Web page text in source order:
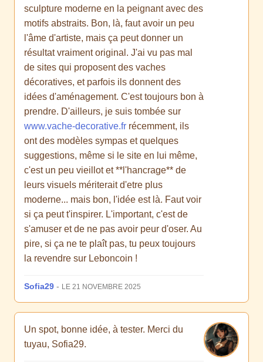
sculpture moderne en la peignant avec des
motifs abstraits. Bon, là, faut avoir un peu
l'âme d'artiste, mais ça peut donner un
résultat vraiment original. J'ai vu pas mal
de sites qui proposent des vaches
décoratives, et parfois ils donnent des
idées d'aménagement. C'est toujours bon à
prendre. D'ailleurs, je suis tombée sur
www.vache-decorative.fr récemment, ils
ont des modèles sympas et quelques
suggestions, même si le site en lui même,
c'est un peu vieillot et **l'hancrage** de
leurs visuels mériterait d'etre plus
moderne... mais bon, l'idée est là. Faut voir
si ça peut t'inspirer. L'important, c'est de
s'amuser et de ne pas avoir peur d'oser. Au
pire, si ça ne te plaît pas, tu peux toujours
la revendre sur Leboncoin !
Sofia29 - LE 21 NOVEMBRE 2025
Un spot, bonne idée, à tester. Merci du
tuyau, Sofia29.